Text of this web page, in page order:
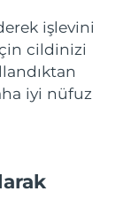
işlevini
cildinizi
iyi nüfuz